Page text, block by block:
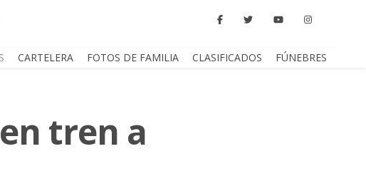
CARTELERA FOTOS DE FAMILIA CLASIFICADOS FÚNEBRES
tren a